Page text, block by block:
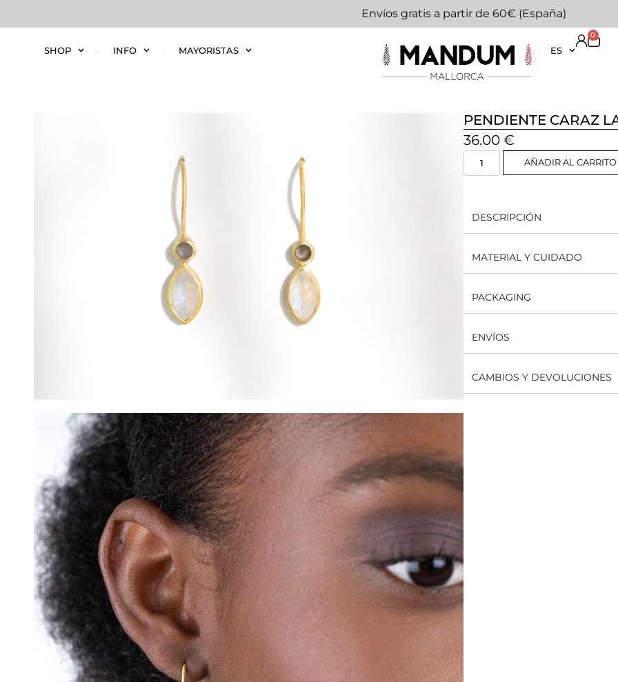
Envíos gratis a partir de 60€ (España)
SHOP INFO MAYORISTAS ES
0
PENDIENTE CARAZ
36.00 €
AÑADIR AL CARRITO
DESCRIPCIÓN
MATERIAL Y CUIDADO
PACKAGING
ENVÍOS
CAMBIOS Y DEVOLUCIONES